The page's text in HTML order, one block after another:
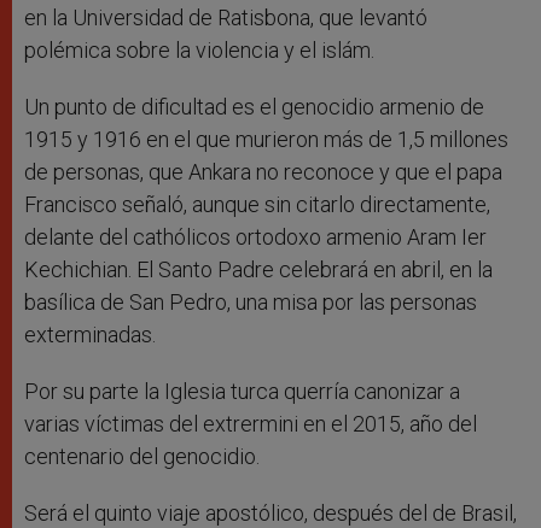
en la Universidad de Ratisbona, que levantó
polémica sobre la violencia y el islám.
Un punto de dificultad es el genocidio armenio de
1915 y 1916 en el que murieron más de 1,5 millones
de personas, que Ankara no reconoce y que el papa
Francisco señaló, aunque sin citarlo directamente,
delante del cathólicos ortodoxo armenio Aram Ier
Kechichian. El Santo Padre celebrará en abril, en la
basílica de San Pedro, una misa por las personas
exterminadas.
Por su parte la Iglesia turca querría canonizar a
varias víctimas del extrermini en el 2015, año del
centenario del genocidio.
Será el quinto viaje apostólico, después del de Brasil,